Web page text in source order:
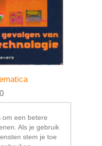
om een betere
Als je gebruik
stem je toe